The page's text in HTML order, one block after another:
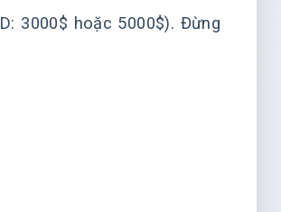
3000$ hoặc 5000$). Đừng